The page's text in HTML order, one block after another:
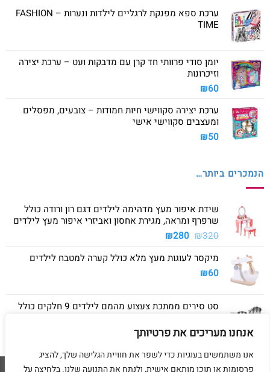
אנחנו מעריכים את פרטיותך
אנו משתמשים בעוגיות כדי לשפר את חוויית הגלישה שלך, להציג
פרסומות או תוכן מותאם אישית, ולנתח את התנועה שלנו. בלחיצה על
ערכת ספא מפנקת לרגליים לילדות ונערות – FASHION
TIME
יומן סודי פרוותי חד קרן עם מדבקות ועט – ערכת יצירה
וזיכרונות
₪60
ערכת יצירה סקווישי חיות חמודות – צובעים, מפסלים
ומעצבים סקווישי אישי
₪50
הנמכרים ביותר…
שידת איפור מעץ מדהימה לילדים דגם רון ורודה כולל
שרפרף ומראה, מגירת אחסון ואביזרי איפור מעץ לילדים
₪320
המחיר
היה:
₪280 המחיר
הוא:
מיקסר לעוגות מעץ מלא כולל קערה למטבח לילדים
₪60
סט סירים ממתכת צעצוע מהמם לילדים 9 חלקים כולל
₪40